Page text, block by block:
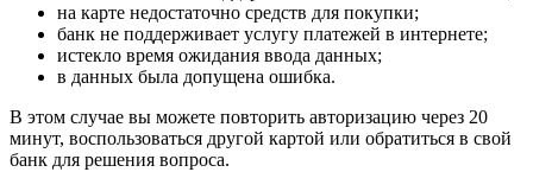
на карте недостаточно средств для покупки;
банк не поддерживает услугу платежей в интернете;
истекло время ожидания ввода данных;
в данных была допущена ошибка.
В этом случае вы можете повторить авторизацию через 20
минут, воспользоваться другой картой или обратиться в свой
банк для решения вопроса.